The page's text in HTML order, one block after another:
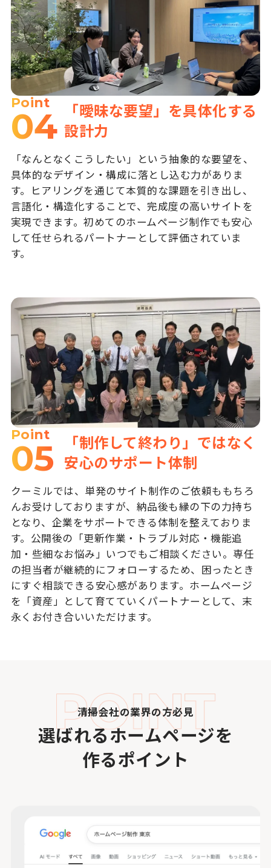
Point
04
「曖昧な要望」を具体化する
設計力
「なんとなくこうしたい」という抽象的な要望を、
具体的なデザイン・構成に落とし込む力がありま
す。ヒアリングを通じて本質的な課題を引き出し、
言語化・構造化することで、完成度の高いサイトを
実現できます。初めてのホームページ制作でも安心
して任せられるパートナーとして評価されていま
す。
Point
05
「制作して終わり」ではなく
安心のサポート体制
クーミルでは、単発のサイト制作のご依頼ももちろ
んお受けしておりますが、納品後も縁の下の力持ち
となり、企業をサポートできる体制を整えておりま
す。公開後の「更新作業・トラブル対応・機能追
加・些細なお悩み」いつでもご相談ください。専任
の担当者が継続的にフォローするため、困ったとき
にすぐ相談できる安心感があります。ホームページ
を「資産」として育てていくパートナーとして、末
永くお付き合いいただけます。
清掃会社の業界の方必見
選ばれるホームページを
作るポイント